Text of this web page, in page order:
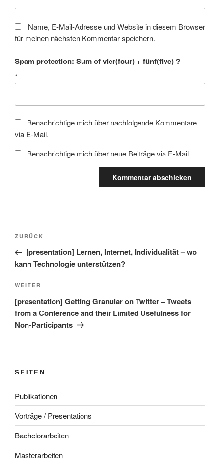
Name, E-Mail-Adresse und Website in diesem Browser
für meinen nächsten Kommentar speichern.
Spam protection: Sum of vier(four) + fünf(five) ?
*
Benachrichtige mich über nachfolgende Kommentare
via E-Mail.
Benachrichtige mich über neue Beiträge via E-Mail.
Beitragsnavigation
Vorheriger
Beitrag
ZURÜCK
[presentation] Lernen, Internet, Individualität – wo
kann Technologie unterstützen?
Nächster
Beitrag
WEITER
[presentation] Getting Granular on Twitter – Tweets
from a Conference and their Limited Usefulness for
Non-Participants
SEITEN
Publikationen
Vorträge / Presentations
Bachelorarbeiten
Masterarbeiten